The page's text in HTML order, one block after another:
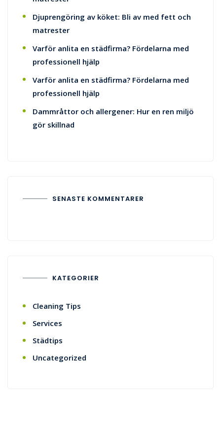
Djuprengöring av köket: Bli av med fett och
matrester
Varför anlita en städfirma? Fördelarna med
professionell hjälp
Varför anlita en städfirma? Fördelarna med
professionell hjälp
Dammråttor och allergener: Hur en ren miljö
gör skillnad
SENASTE KOMMENTARER
KATEGORIER
Cleaning Tips
Services
Städtips
Uncategorized